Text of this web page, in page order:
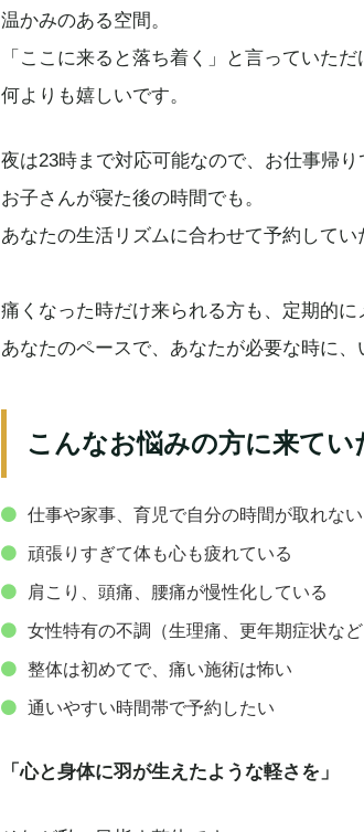
温かみのある空間。
「ここに来ると落ち着く」と言っていただ
何よりも嬉しいです。
夜は23時まで対応可能なので、お仕事帰り
お子さんが寝た後の時間でも。
あなたの生活リズムに合わせて予約してい
痛くなった時だけ来られる方も、定期的に
あなたのペースで、あなたが必要な時に、
こんなお悩みの方に来て
仕事や家事、育児で自分の時間が取れない
頑張りすぎて体も心も疲れている
肩こり、頭痛、腰痛が慢性化している
女性特有の不調（生理痛、更年期症状な
整体は初めてで、痛い施術は怖い
通いやすい時間帯で予約したい
「心と身体に羽が生えたような軽さを」